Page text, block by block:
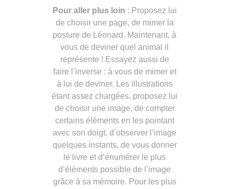
Pour aller plus loin : Proposez lui
de choisir une page, de mimer la
posture de Léonard. Maintenant, à
vous de deviner quel animal il
représente ! Essayez aussi de
faire l’inverse : à vous de mimer et
à lui de deviner. Les illustrations
étant assez chargées, proposez lui
de choisir une image, de compter
certains éléments en les pointant
avec son doigt, d’observer l’image
quelques instants, de vous donner
le livre et d’énumérer le plus
d’éléments possible de l’image
grâce à sa mémoire. Pour les plus